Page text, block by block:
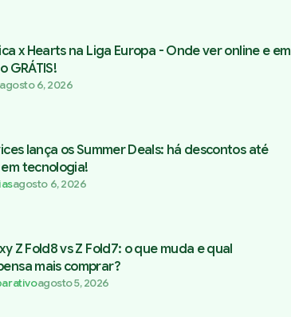
x Hearts na Liga Europa - Onde ver online e em
GRÁTIS!
agosto 6, 2026
lança os Summer Deals: há descontos até
tecnologia!
agosto 6, 2026
Z Fold8 vs Z Fold7: o que muda e qual
mais comprar?
agosto 5, 2026